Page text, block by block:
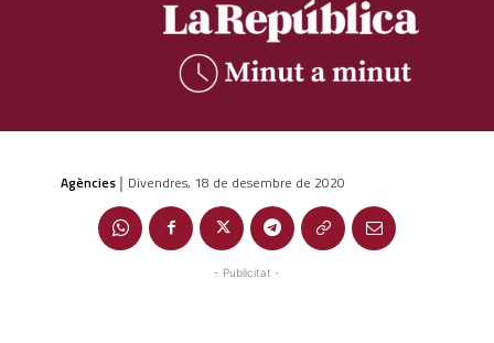
Agències | Divendres, 18 de desembre de 2020
- Publicitat -